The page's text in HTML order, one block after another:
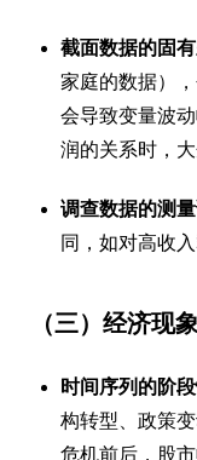
截面数据的固
家庭的数据）
会导致变量波
润的关系时，
调查数据的测
同，如对高收
（三）经济现
时间序列的阶
构转型、政策
危机前后，股